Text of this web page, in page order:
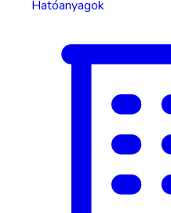
Hatóanyagok